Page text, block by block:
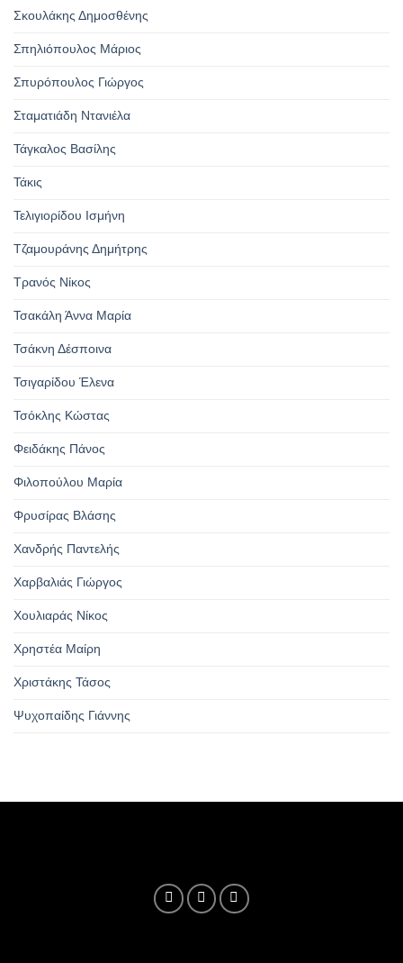
Σκουλάκης Δημοσθένης
Σπηλιόπουλος Μάριος
Σπυρόπουλος Γιώργος
Σταματιάδη Ντανιέλα
Τάγκαλος Βασίλης
Τάκις
Τελιγιορίδου Ισμήνη
Τζαμουράνης Δημήτρης
Τρανός Νίκος
Τσακάλη Άννα Μαρία
Τσάκνη Δέσποινα
Τσιγαρίδου Έλενα
Τσόκλης Κώστας
Φειδάκης Πάνος
Φιλοπούλου Μαρία
Φρυσίρας Βλάσης
Χανδρής Παντελής
Χαρβαλιάς Γιώργος
Χουλιαράς Νίκος
Χρηστέα Μαίρη
Χριστάκης Τάσος
Ψυχοπαίδης Γιάννης